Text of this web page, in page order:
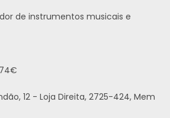
de instrumentos musicais e
12 - Loja Direita, 2725-424, Mem